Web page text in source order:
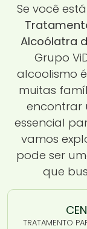
Se você
Alcoólatra
Grupo
alcoolismo
muitas
encontrar
essencial
vamos
pode ser
que
TRATAMENTO